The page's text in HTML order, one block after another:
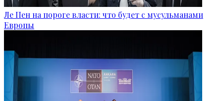
Ле Пен на пороге власти: что будет с мусульманами
Европы